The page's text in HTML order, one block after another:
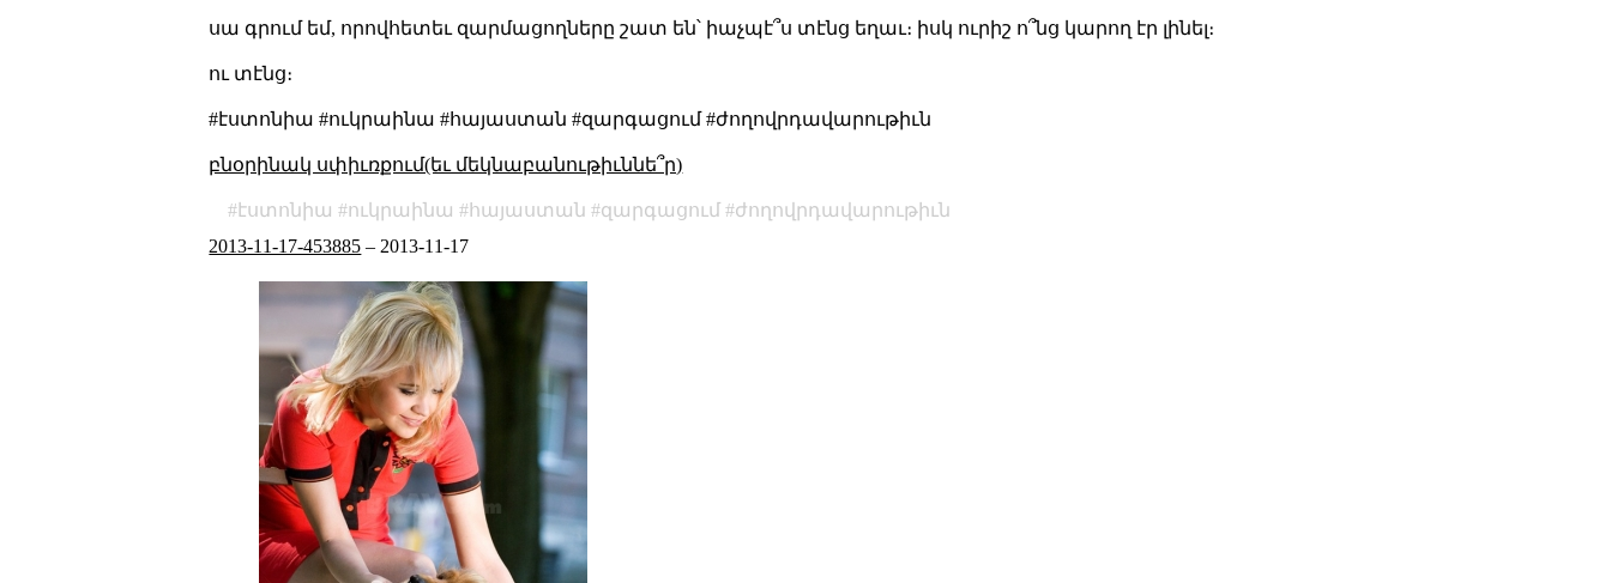
սա գրում եմ, որովհետեւ զարմացողները շատ են՝ իաչպէ՞ս տէնց եղաւ։ իսկ ուրիշ ո՞նց կարող էր լինել։
ու տէնց։
#էստոնիա #ուկրաինա #հայաստան #զարգացում #ժողովրդավարութիւն
բնօրինակ սփիւռքում(եւ մեկնաբանութիւննե՞ր)
էստոնիա ուկրաինա հայաստան զարգացում
ժողովրդավարութիւն
2013-11-17-453885 – 2013-11-17